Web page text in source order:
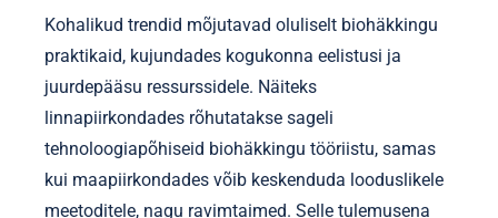
Kohalikud trendid mõjutavad oluliselt biohäkkingu
praktikaid, kujundades kogukonna eelistusi ja
juurdepääsu ressurssidele. Näiteks
linnapiirkondades rõhutatakse sageli
tehnoloogiapõhiseid biohäkkingu tööriistu, samas
kui maapiirkondades võib keskenduda looduslikele
meetoditele, nagu ravimtaimed. Selle tulemusena